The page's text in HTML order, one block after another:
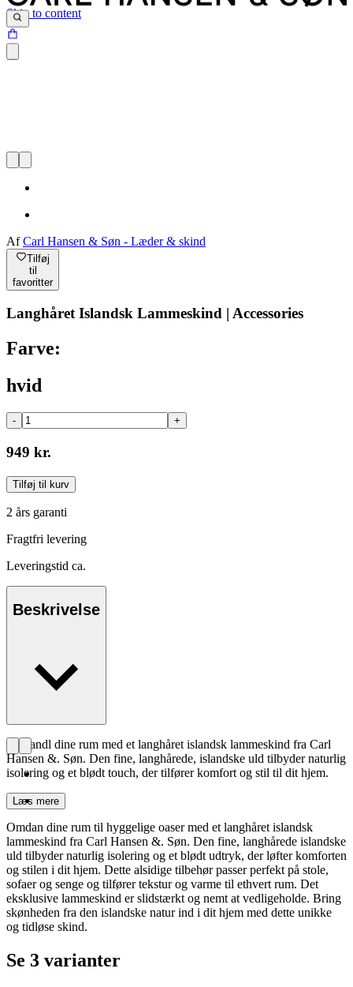
Skip to content
AfCarl Hansen & Søn - Læder & skind
Tilføj
til
favoritter
Langhåret Islandsk Lammeskind | Accessories
Farve:
hvid
- +
949 kr.
Tilføj til kurv
2 års garanti
Fragtfri levering
Leveringstid ca.
Beskrivelse
Forvandl dine rum med et langhåret islandsk lammeskind fra Carl
Hansen &. Søn. Den fine, langhårede, islandske uld tilbyder naturlig
isolering og et blødt touch, der tilfører komfort og stil til dit hjem.
Læs mere
Omdan dine rum til hyggelige oaser med et langhåret islandsk
lammeskind fra Carl Hansen &. Søn. Den fine, langhårede islandske
uld tilbyder naturlig isolering og et blødt udtryk, der løfter komforten
og stilen i dit hjem. Dette alsidige tilbehør passer perfekt på stole,
sofaer og senge og tilfører tekstur og varme til ethvert rum. Det
eksklusive lammeskind er slidstærkt og nemt at vedligeholde. Bring
skønheden fra den islandske natur ind i dit hjem med dette unikke
og tidløse skind.
Se 3 varianter